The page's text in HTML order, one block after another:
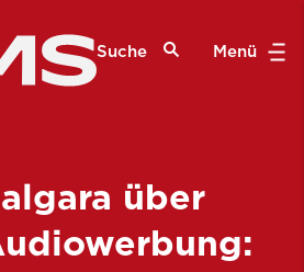
Suche Menü
über